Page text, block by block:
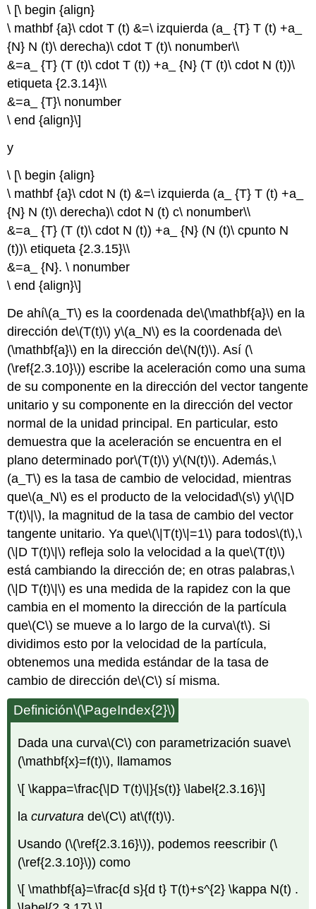
\ [\ begin {align}
\ mathbf {a}\ cdot T (t) &=\ izquierda (a_ {T} T (t) +a_
{N} N (t)\ derecha)\ cdot T (t)\ nonumber\\
&=a_ {T} (T (t)\ cdot T (t)) +a_ {N} (T (t)\ cdot N (t))\
etiqueta {2.3.14}\\
&=a_ {T}\ nonumber
\ end {align}\]
y
\ [\ begin {align}
\ mathbf {a}\ cdot N (t) &=\ izquierda (a_ {T} T (t) +a_
{N} N (t)\ derecha)\ cdot N (t) c\ nonumber\\
&=a_ {T} (T (t)\ cdot N (t)) +a_ {N} (N (t)\ cpunto N
(t))\ etiqueta {2.3.15}\\
&=a_ {N}. \ nonumber
\ end {align}\]
De ahí\(a_T\) es la coordenada de\(\mathbf{a}\) en la
dirección de\(T(t)\) y\(a_N\) es la coordenada de\
(\mathbf{a}\) en la dirección de\(N(t)\). Así (\
(\ref{2.3.10}\)) escribe la aceleración como una suma
de su componente en la dirección del vector tangente
unitario y su componente en la dirección del vector
normal de la unidad principal. En particular, esto
demuestra que la aceleración se encuentra en el
plano determinado por\(T(t)\) y\(N(t)\). Además,\
(a_T\) es la tasa de cambio de velocidad, mientras
que\(a_N\) es el producto de la velocidad\(s\) y\(\|D
T(t)\|\), la magnitud de la tasa de cambio del vector
tangente unitario. Ya que\(\|T(t)\|=1\) para todos\(t\),\
(\|D T(t)\|\) refleja solo la velocidad a la que\(T(t)\)
está cambiando la dirección de; en otras palabras,\
(\|D T(t)\|\) es una medida de la rapidez con la que
cambia en el momento la dirección de la partícula
que\(C\) se mueve a lo largo de la curva\(t\). Si
dividimos esto por la velocidad de la partícula,
obtenemos una medida estándar de la tasa de
cambio de dirección de\(C\) sí misma.
Definición\(\PageIndex{2}\)
Dada una curva\(C\) con parametrización suave\
(\mathbf{x}=f(t)\), llamamos
\[ \kappa=\frac{\|D T(t)\|}{s(t)} \label{2.3.16}\]
lacurvatura de\(C\) at\(f(t)\).
Usando (\(\ref{2.3.16}\)), podemos reescribir (\
(\ref{2.3.10}\)) como
\[ \mathbf{a}=\frac{d s}{d t} T(t)+s^{2} \kappa N(t) .